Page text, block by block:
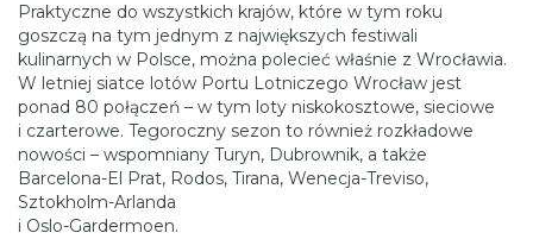
Praktyczne do wszystkich krajów, które w tym roku
goszczą na tym jednym z największych festiwali
kulinarnych w Polsce, można polecieć właśnie z Wrocławia.
W letniej siatce lotów Portu Lotniczego Wrocław jest
ponad 80 połączeń – w tym loty niskokosztowe, sieciowe
i czarterowe. Tegoroczny sezon to również rozkładowe
nowości – wspomniany Turyn, Dubrownik, a także
Barcelona-El Prat, Rodos, Tirana, Wenecja-Treviso,
Sztokholm-Arlanda
i Oslo-Gardermoen.